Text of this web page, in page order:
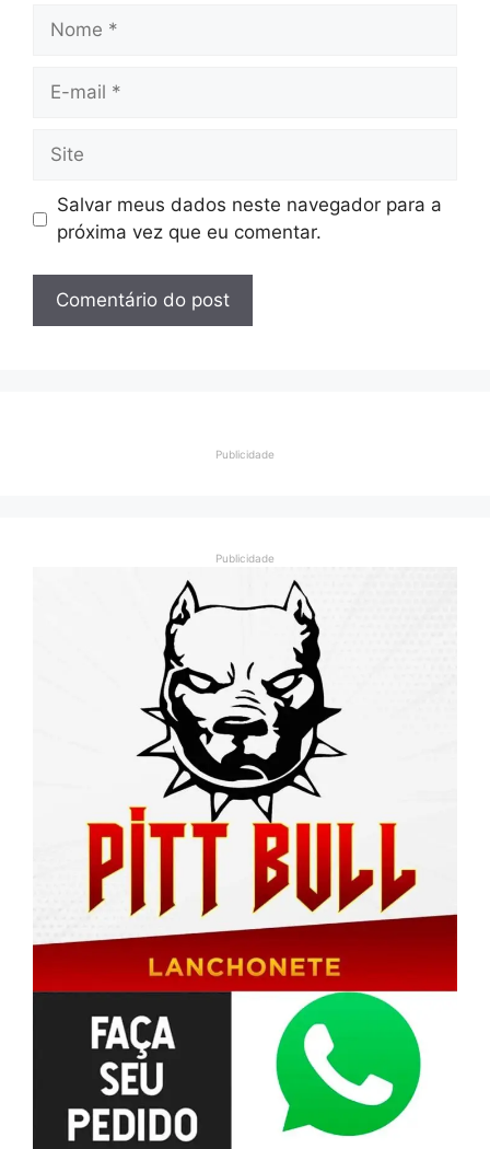
Nome
Site
Salvar meus dados neste navegador para a
próxima vez que eu comentar.
Publicidade
Publicidade